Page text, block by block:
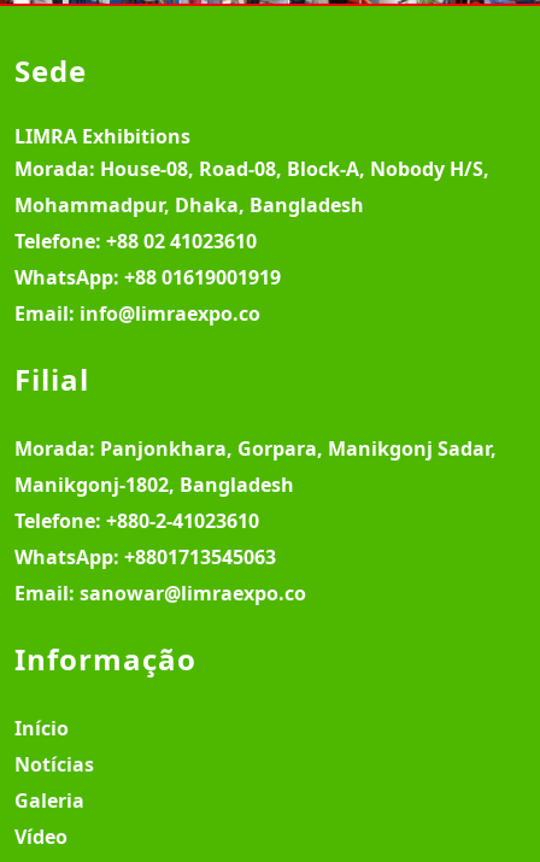
Sede
LIMRA Exhibitions
Morada: House-08, Road-08, Block-A, Nobody H/S,
Mohammadpur, Dhaka, Bangladesh
Telefone: +88 02 41023610
WhatsApp: +88 01619001919
Email: info@limraexpo.co
Filial
Morada: Panjonkhara, Gorpara, Manikgonj Sadar,
Manikgonj-1802, Bangladesh
Telefone: +880-2-41023610
WhatsApp: +8801713545063
Email: sanowar@limraexpo.co
Informação
Início
Notícias
Galeria
Vídeo